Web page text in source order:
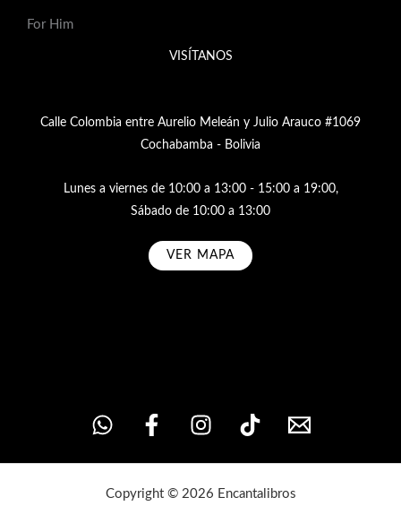
For Him
VISÍTANOS
Calle Colombia entre Aurelio Meleán y Julio Arauco #1069
Cochabamba - Bolivia
Lunes a viernes de 10:00 a 13:00 - 15:00 a 19:00,
Sábado de 10:00 a 13:00
VER MAPA
Copyright © 2026 Encantalibros